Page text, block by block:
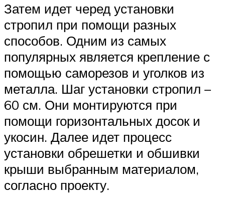
Затем идет черед установки
стропил при помощи разных
способов. Одним из самых
популярных является крепление с
помощью саморезов и уголков из
металла. Шаг установки стропил –
60 см. Они монтируются при
помощи горизонтальных досок и
укосин. Далее идет процесс
установки обрешетки и обшивки
крыши выбранным материалом,
согласно проекту.